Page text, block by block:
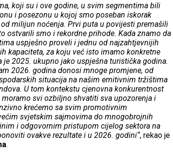
koji su i ove godine, u svim segmentima bili
i posezonu u kojoj smo poseban iskorak
milijun noćenja. Prvi puta u povijesti premašili
ostvarili smo i rekordne prihode. Kada znamo da
uspješno proveli i jednu od najzahtjevnijih
kapaciteta, za koju već isto imamo konkretne
2025. ukupno jako uspješna turistička godina.
2026. godina donosi mnoge promjene, od
situacija na našim emitivnim tržištima
U tom kontekstu cjenovna konkurentnost
svi ozbiljno shvatiti sva upozorenja i
krećemo sa svim promotivnim
svjetskim sajmovima do mnogobrojnih
i odgovornim pristupom cijelog sektora na
ovakve rezultate i u 2026. godini“, rekao je
.